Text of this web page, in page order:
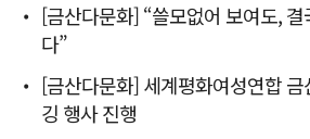
[금산다문화] “쓸모없어 보여도,
다”
[금산다문화] 세계평화여성연합
깅 행사 진행